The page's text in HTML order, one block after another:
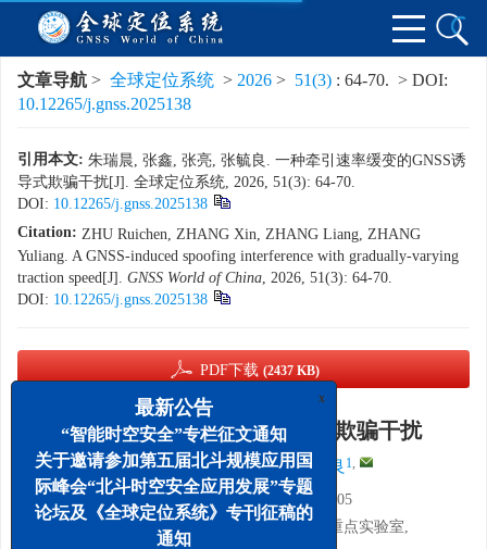
文章导航 > 全球定位系统 > 2026 > 51(3) : 64-70. > DOI:
10.12265/j.gnss.2025138
引用本文: 朱瑞晨, 张鑫, 张亮, 张毓良. 一种牵引速率缓变的GNSS诱
导式欺骗干扰[J]. 全球定位系统, 2026, 51(3): 64-70.
DOI: 10.12265/j.gnss.2025138
Citation: ZHU Ruichen, ZHANG Xin, ZHANG Liang, ZHANG
Yuliang. A GNSS-induced spoofing interference with gradually-varying
traction speed[J]. GNSS World of China, 2026, 51(3): 64-70.
DOI: 10.12265/j.gnss.2025138
PDF下载 (2437 KB)
一种牵引速率缓变的GNSS诱导式欺骗干扰
朱瑞晨1, 2, , , 张鑫3, , 张亮1, , 张毓良 1,
1.
广州海格通信集团股份有限公司, 广州 510705
中国民航大学 天津市智能信号与图像处理重点实验室,
x
最新公告
“智能时空安全”专栏征文通知
关于邀请参加第五届北斗规模应用国
际峰会“北斗时空安全应用发展”专题
论坛及《全球定位系统》专刊征稿的
通知